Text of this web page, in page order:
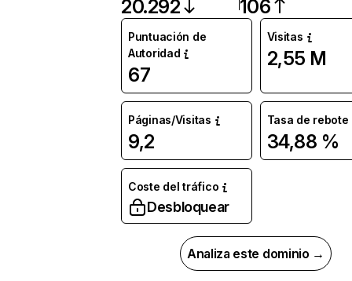
20.292 106
Puntuación de
Autoridad
67
Visitas
2,55 M
Páginas/Visitas
9,2
Tasa de rebote
34,88 %
Coste del tráfico
Desbloquear
Analiza este dominio →